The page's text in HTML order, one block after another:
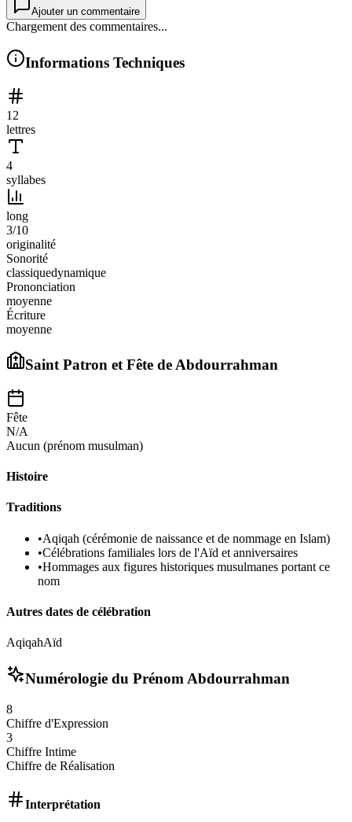
Ajouter un commentaire
Chargement des commentaires...
Informations Techniques
12
lettres
4
syllabes
long
3/10
originalité
Sonorité
classiquedynamique
Prononciation
moyenne
Écriture
moyenne
Saint Patron et Fête deAbdourrahman
Fête
N/A
Aucun (prénom musulman)
Histoire
Traditions
•Aqiqah (cérémonie de naissance et de nommage en Islam)
•Célébrations familiales lors de l'Aïd et anniversaires
•Hommages aux figures historiques musulmanes portant ce
nom
Autres dates de célébration
AqiqahAïd
Numérologie du Prénom Abdourrahman
8
Chiffre d'Expression
3
Chiffre Intime
Chiffre de Réalisation
Interprétation